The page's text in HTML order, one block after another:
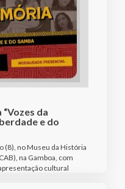
da
e do
(8), no Museu da História
na Gamboa, com
cultural